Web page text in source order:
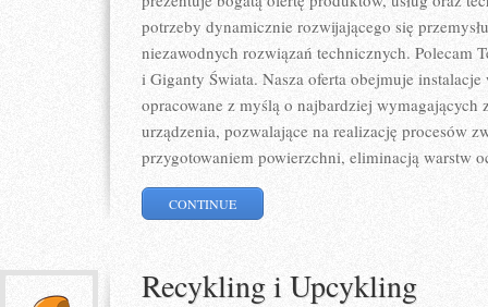
potrzeby dynamicznie rozwijającego się
niezawodnych rozwiązań technicznych. Polecam
i Giganty Świata. Nasza oferta obejmuje
opracowane z myślą o najbardziej wymagających
urządzenia, pozwalające na realizację procesów
przygotowaniem powierzchni, eliminacją warstw
CONTINUE
Recykling i Upcykling